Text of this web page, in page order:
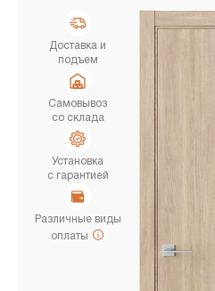
Доставка и
подъем
Самовывоз
со склада
Установка
с гарантией
Различные виды
оплаты